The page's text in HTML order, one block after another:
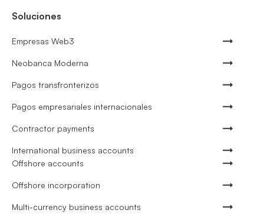
Soluciones
Empresas Web3
Neobanca Moderna
Pagos transfronterizos
Pagos empresariales internacionales
Contractor payments
International business accounts
Offshore accounts
Offshore incorporation
Multi-currency business accounts